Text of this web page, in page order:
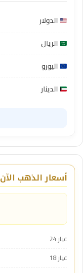
الدولار
الريال
اليورو
الدينار
أسعار الذهب الآن
عيار 24
عيار 18